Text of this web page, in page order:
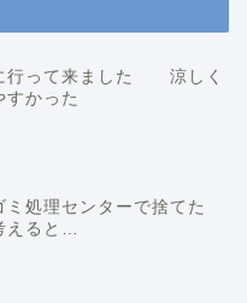
行って来ました 涼しく
すかった
ミ処理センターで捨てた
えると…